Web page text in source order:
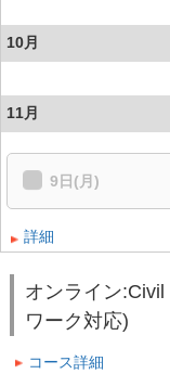
10月
11月
9日(月)
詳細
オンライン
ワーク対応)
コース詳細